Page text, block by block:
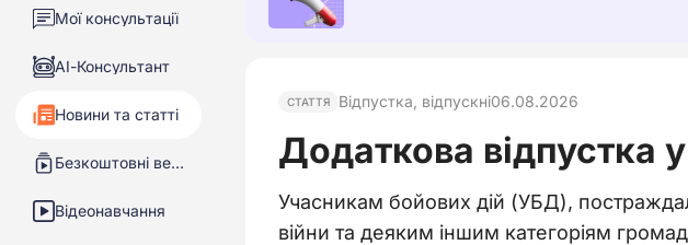
Мої консультації
АІ-Консультант
Новини та статті
Безкоштовні вебінари
Відеонавчання
СТАТТЯ Відпустка, відпускні06.08.2026
Додаткова відпустка
Учасникам бойових дій (УБД),
війни та деяким іншим категоріям